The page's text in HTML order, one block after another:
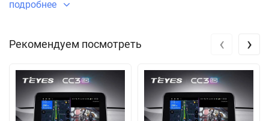
подробнее
Рекомендуем посмотреть ‹ ›